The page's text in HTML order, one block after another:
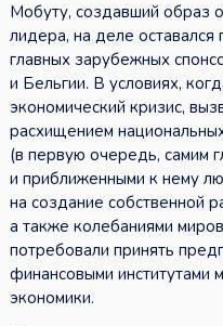
Мобуту, создавший образ
лидера, на деле оставался
главных зарубежных
и Бельгии. В условиях,
экономический кризис,
расхищением
(в первую очередь, самим
и приближенными к нему
на создание собственной
а также колебаниями
потребовали принять
финансовыми
экономики.